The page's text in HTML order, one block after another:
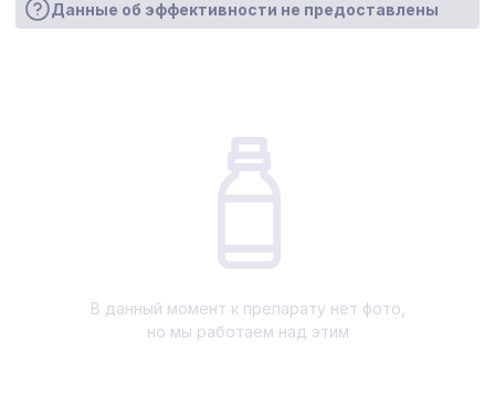
Данные об эффективности не предоставлены
В данный момент к препарату нет фото,
но мы работаем над этим